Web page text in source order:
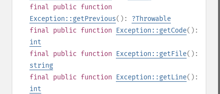
final public function
Exception::getPrevious(): ?Throwable
final public function Exception::getCode():
int
final public function Exception::getFile():
string
final public function Exception::getLine():
int